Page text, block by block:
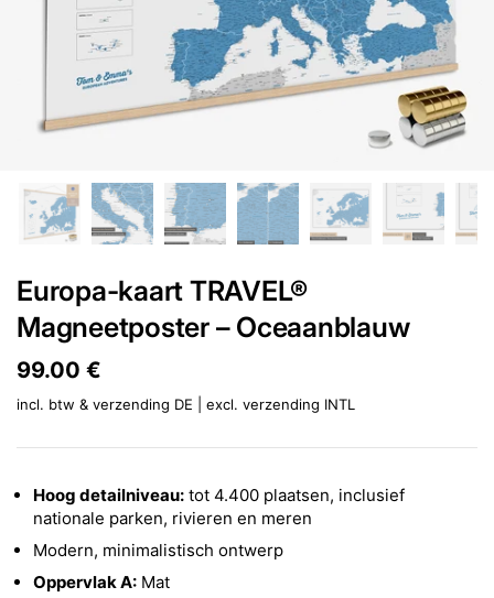
Europa-kaart TRAVEL®
Magneetposter – Oceaanblauw
Prijs:
99.00 €
incl. btw & verzending DE | excl. verzending INTL
Hoog detailniveau: tot 4.400 plaatsen, inclusief
nationale parken, rivieren en meren
Modern, minimalistisch ontwerp
Oppervlak A: Mat